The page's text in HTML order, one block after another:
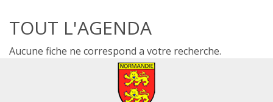
TOUT L'AGENDA
Aucune fiche ne correspond a votre recherche.